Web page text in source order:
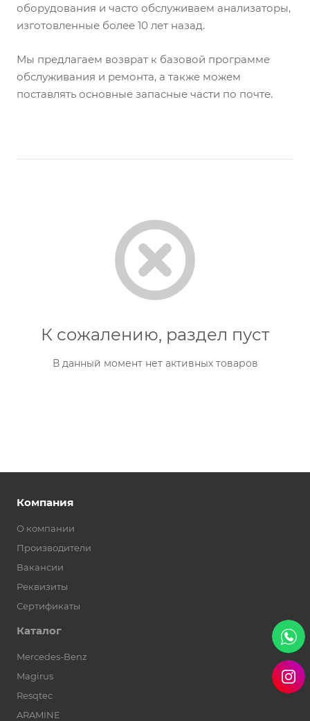
оборудования и часто обслуживаем анализаторы,
изготовленные более 10 лет назад.
Мы предлагаем возврат к базовой программе
обслуживания и ремонта, а также можем
поставлять основные запасные части по почте.
К сожалению, раздел пуст
В данный момент нет активных товаров
Компания
О компании
Производители
Вакансии
Реквизиты
Сертификаты
Каталог
Mercedes-Benz
Magirus
Resqtec
ARAMINE